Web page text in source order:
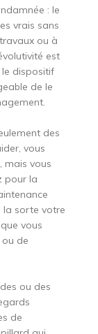
: le
vrais sans
ou à
est
dispositif
de le
des
vous
mais vous
pour la
la sorte votre
vous
de
ou des
de